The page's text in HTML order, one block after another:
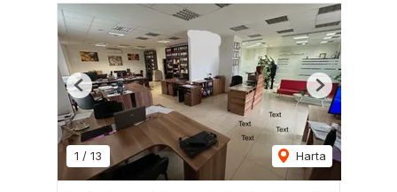
1 / 13 Harta
Previous Next